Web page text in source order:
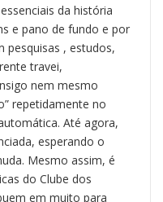
da história
e pano de fundo e por
pesquisas , estudos,
travei,
nem mesmo
repetidamente no
Até agora,
esperando o
Mesmo assim, é
do Clube dos
em muito para